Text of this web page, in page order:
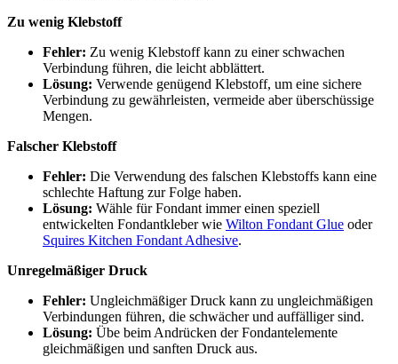
Zu wenig Klebstoff
Fehler: Zu wenig Klebstoff kann zu einer schwachen
Verbindung führen, die leicht abblättert.
Lösung: Verwende genügend Klebstoff, um eine sichere
Verbindung zu gewährleisten, vermeide aber überschüssige
Mengen.
Falscher Klebstoff
Fehler: Die Verwendung des falschen Klebstoffs kann eine
schlechte Haftung zur Folge haben.
Lösung: Wähle für Fondant immer einen speziell
entwickelten Fondantkleber wie Wilton Fondant Glue oder
Squires Kitchen Fondant Adhesive.
Unregelmäßiger Druck
Fehler: Ungleichmäßiger Druck kann zu ungleichmäßigen
Verbindungen führen, die schwächer und auffälliger sind.
Lösung: Übe beim Andrücken der Fondantelemente
gleichmäßigen und sanften Druck aus.